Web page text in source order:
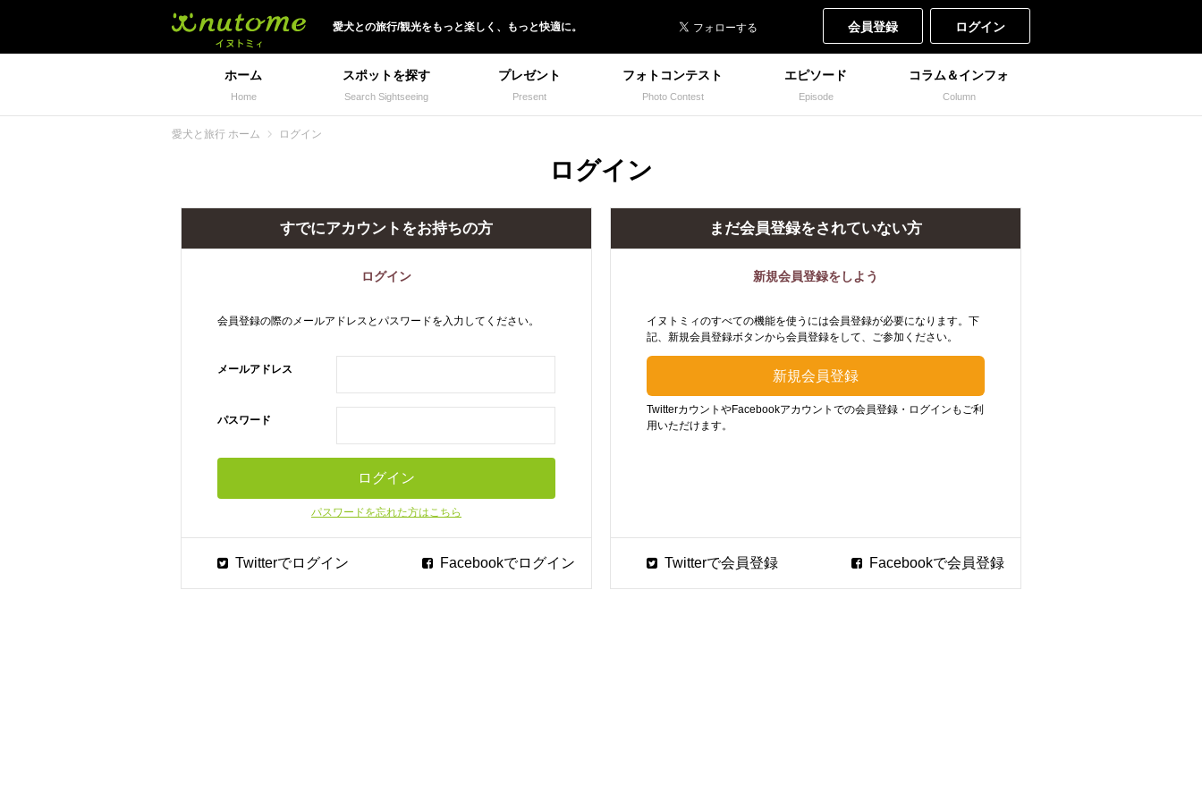
愛犬との旅行/観光をもっと楽しく、 もっと快適に。 会員登録 ログイン
ホーム
Home
スポットを探す
Search Sightseeing
プレゼント
Present
フォトコンテスト
Photo Contest
エピソード
Episode
コラム＆インフォ
Column
愛犬と旅行 ホーム ログイン
ログイン
すでにアカウントをお持ちの方
ログイン
会員登録の際のメールアドレスとパスワードを入力してください。
メールアドレス
パスワード
パスワードを忘れた方はこちら
まだ会員登録をされていない方
新規会員登録をしよう
イヌトミィのすべての機能を使うには会員登録が必要になります。下
記、新規会員登録ボタンから会員登録をして、ご参加ください。
TwitterカウントやFacebookアカウントでの会員登録・ログインもご利
用いただけます。